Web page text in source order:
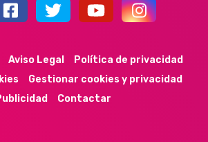
Aviso Legal
Política de privacidad
Gestionar cookies y privacidad
Contactar